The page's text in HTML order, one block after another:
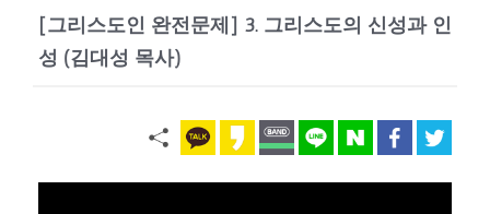
[그리스도인 완전문제] 3. 그리스도의 신성과 인
성 (김대성 목사)